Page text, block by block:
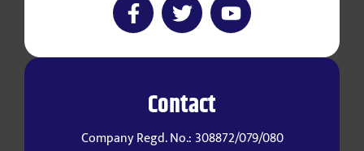
Contact
Company Regd. No.: 308872/079/080